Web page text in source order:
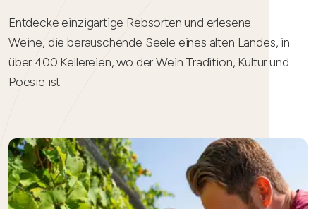
Entdecke einzigartige Rebsorten und erlesene
Weine, die berauschende Seele eines alten Landes, in
über 400 Kellereien, wo der Wein Tradition, Kultur und
Poesie ist